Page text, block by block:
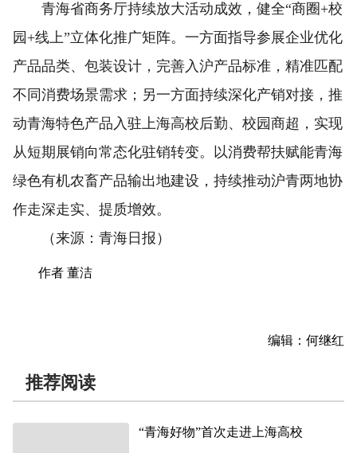
青海省商务厅持续放大活动成效，健全“商圈+校
园+线上”立体化推广矩阵。一方面指导参展企业优化
产品品类、包装设计，完善入沪产品标准，精准匹配
不同消费场景需求；另一方面持续深化产销对接，推
动青海特色产品入驻上海高校后勤、校园商超，实现
从短期展销向常态化驻销转变。以消费帮扶赋能青海
绿色有机农畜产品输出地建设，持续推动沪青两地协
作走深走实、提质增效。
（来源：青海日报）
作者 董洁
编辑：何继红
推荐阅读
“青海好物”首次走进上海高校